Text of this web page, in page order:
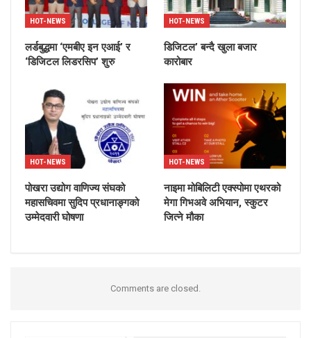
HOT-NEWS
लर्डबुद्धमा ‘एमबीए इन एआई’ र
‘डिजिटल लिडरसिप’ शुरु
HOT-NEWS
डिजिटल’ बन्दै खुला बजार
कारोबार
HOT-NEWS
पोखरा उद्योग वाणिज्य संघको
महासचिवमा सुदिप प्रधानाङ्गको
उम्मेदवारी घोषणा
HOT-NEWS
नाइमा मोबिलिटी एक्स्पोमा एथरको
मेगा गिभअवे अभियान, स्कुटर
जित्ने मौका
Comments are closed.